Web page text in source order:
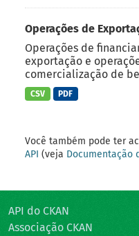
Operações de
Operações de
exportação e
comercialização de
CSV PDF
Você também pode ter
API (veja Documentação
API do CKAN
Associação CKAN